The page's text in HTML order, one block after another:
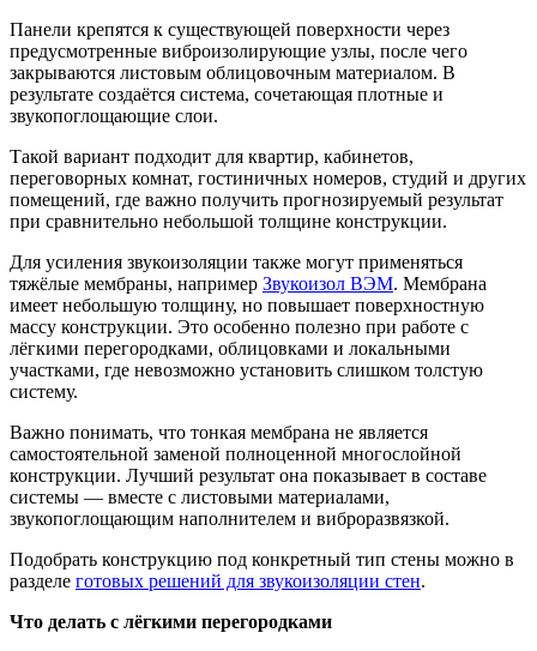
Панели крепятся к существующей поверхности через
предусмотренные виброизолирующие узлы, после чего
закрываются листовым облицовочным материалом. В
результате создаётся система, сочетающая плотные и
звукопоглощающие слои.
Такой вариант подходит для квартир, кабинетов,
переговорных комнат, гостиничных номеров, студий и других
помещений, где важно получить прогнозируемый результат
при сравнительно небольшой толщине конструкции.
Для усиления звукоизоляции также могут применяться
тяжёлые мембраны, например Звукоизол ВЭМ. Мембрана
имеет небольшую толщину, но повышает поверхностную
массу конструкции. Это особенно полезно при работе с
лёгкими перегородками, облицовками и локальными
участками, где невозможно установить слишком толстую
систему.
Важно понимать, что тонкая мембрана не является
самостоятельной заменой полноценной многослойной
конструкции. Лучший результат она показывает в составе
системы — вместе с листовыми материалами,
звукопоглощающим наполнителем и виброразвязкой.
Подобрать конструкцию под конкретный тип стены можно в
разделе готовых решений для звукоизоляции стен.
Что делать с лёгкими перегородками